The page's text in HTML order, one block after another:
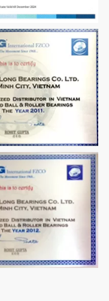
Vòng Bi / Bạc Đạn Ốc
Bích 7215 B
VÒNG BI / BẠC ĐẠN
MẮT TRÂU GE12
VÒNG BI / BẠC ĐẠN
CHÀ TRÒN 51106